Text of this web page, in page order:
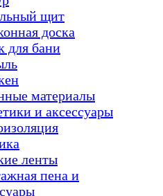
щит
доска
для бани
материалы
и аксессуары
ленты
пена и